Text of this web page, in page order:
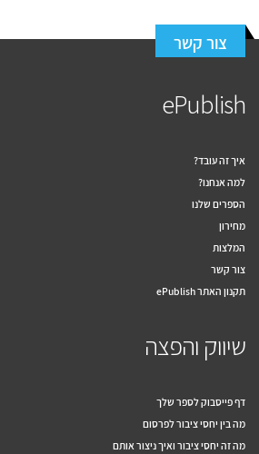
צור קשר
ePublish
איך זה עובד?
למה אנחנו?
הספרים שלנו
מחירון
המלצות
צור קשר
תקנון האתר ePublish
שיווק והפצה
דף פייסבוק לספר שלך
מה בין יחסי ציבור לפרסום
מה זה יחסי ציבור ואיך ניצור אותם